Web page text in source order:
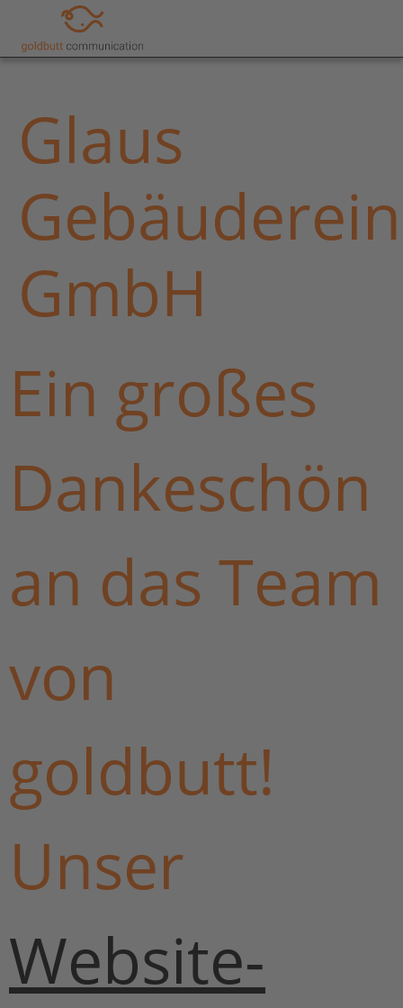
Glaus
GmbH
Ein großes
Dankeschön
an das Team
von
goldbutt!
Unser
Website-